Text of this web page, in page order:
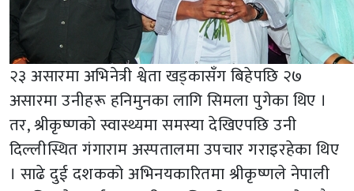
२३ असारमा अभिनेत्री श्वेता खड्कासँग बिहेपछि २७
असारमा उनीहरू हनिमुनका लागि सिमला पुगेका थिए ।
तर, श्रीकृष्णको स्वास्थ्यमा समस्या देखिएपछि उनी
दिल्लीस्थित गंगाराम अस्पतालमा उपचार गराइरहेका थिए
। साढे दुई दशकको अभिनयकारितमा श्रीकृष्णले नेपाली